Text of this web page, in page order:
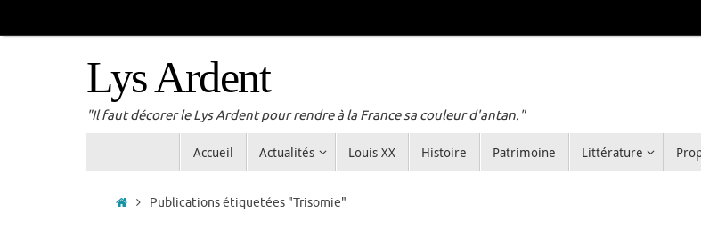
au
Lys Ardent
"Il faut décorer le Lys Ardent pour rendre à la France sa couleur d'antan."
Accueil Actualités Louis XX Histoire Patrimoine Littérature
Accueil
Publications étiquetées "Trisomie"